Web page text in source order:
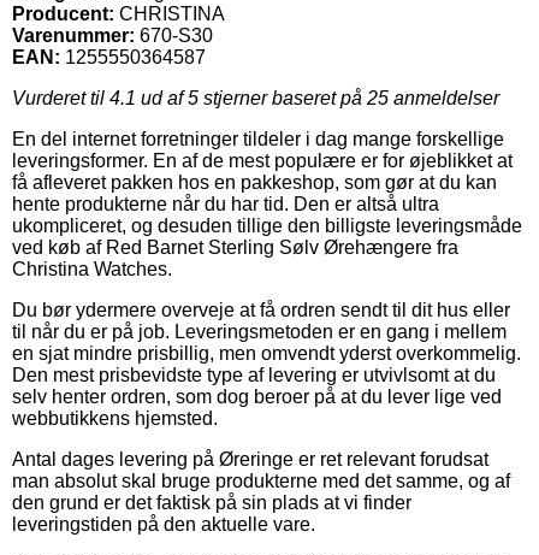
Producent: CHRISTINA
Varenummer: 670-S30
EAN: 1255550364587
Vurderet til 4.1 ud af 5 stjerner baseret på 25 anmeldelser
En del internet forretninger tildeler i dag mange forskellige
leveringsformer. En af de mest populære er for øjeblikket at
få afleveret pakken hos en pakkeshop, som gør at du kan
hente produkterne når du har tid. Den er altså ultra
ukompliceret, og desuden tillige den billigste leveringsmåde
ved køb af Red Barnet Sterling Sølv Ørehængere fra
Christina Watches.
Du bør ydermere overveje at få ordren sendt til dit hus eller
til når du er på job. Leveringsmetoden er en gang i mellem
en sjat mindre prisbillig, men omvendt yderst overkommelig.
Den mest prisbevidste type af levering er utvivlsomt at du
selv henter ordren, som dog beroer på at du lever lige ved
webbutikkens hjemsted.
Antal dages levering på Øreringe er ret relevant forudsat
man absolut skal bruge produkterne med det samme, og af
den grund er det faktisk på sin plads at vi finder
leveringstiden på den aktuelle vare.